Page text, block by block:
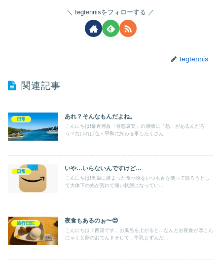
tegtennisをフォローする
tegtennis
関連記事
日常 あれ？そんなもんだよね。
こんにちは❗️最近何故「喜怒哀楽」の感情に「怒」があるんだろ
う？なければ色々平和に終わる事もたくさん...
日常 いや…いらないんですけど…
こんにちは❗️奥歯に挟まった食べ物をいつも舌を使って取ろうとし
て大体下の先が荒れて痛い状態になってい...
旅行日記 夜食もあるのぉ〜😍
こんにちは！西浦です。お風呂を上がると…なんとお夜食が😍こん
にゃくと卵のおでん🍢そして…牛乳とずんだ...